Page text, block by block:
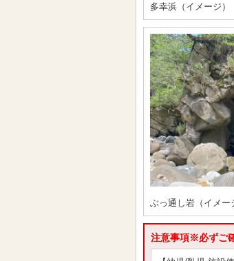
多幸浜（イメージ）
ぶっ通し岩（イメー
注意事項※必ずご